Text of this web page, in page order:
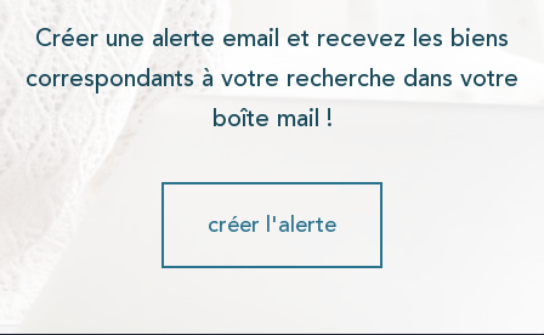
Créer une alerte email et recevez les biens
correspondants à votre recherche dans votre
boîte mail !
créer l'alerte